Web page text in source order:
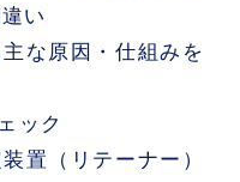
い
な原因・仕組みを
ック
置（リテーナー）